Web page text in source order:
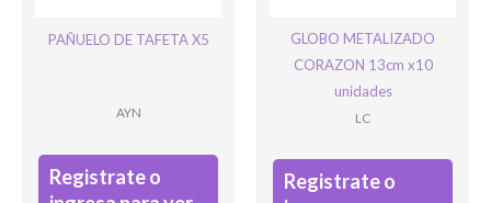
PAÑUELO DE TAFETA X5
AYN
Registrate o
GLOBO METALIZADO
CORAZON 13cm x10
unidades
LC
Registrate o
Ingresar